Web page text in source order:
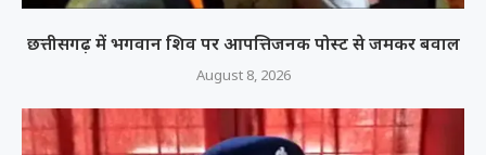
छत्तीसगढ़ में भगवान शिव पर आपत्तिजनक पोस्ट से जमकर बवाल
August 8, 2026